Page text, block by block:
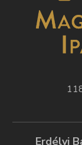
Erdélyi